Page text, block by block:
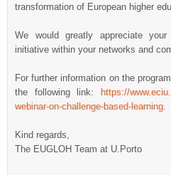
transformation of European higher
We would greatly appreciate
initiative within your networks and
For further information on the
the following link:
https://
webinar-on-challenge-based-learning.
Kind regards,
The EUGLOH Team at U.Porto